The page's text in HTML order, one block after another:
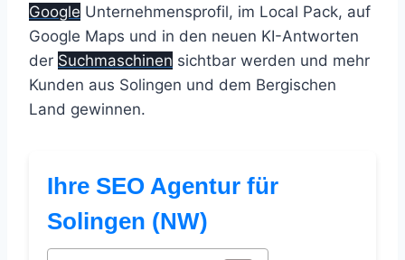
Google Unternehmensprofil, im Local Pack, auf
Google Maps und in den neuen KI-Antworten
der Suchmaschinen sichtbar werden und mehr
Kunden aus Solingen und dem Bergischen
Land gewinnen.
Ihre SEO Agentur für
Solingen (NW)